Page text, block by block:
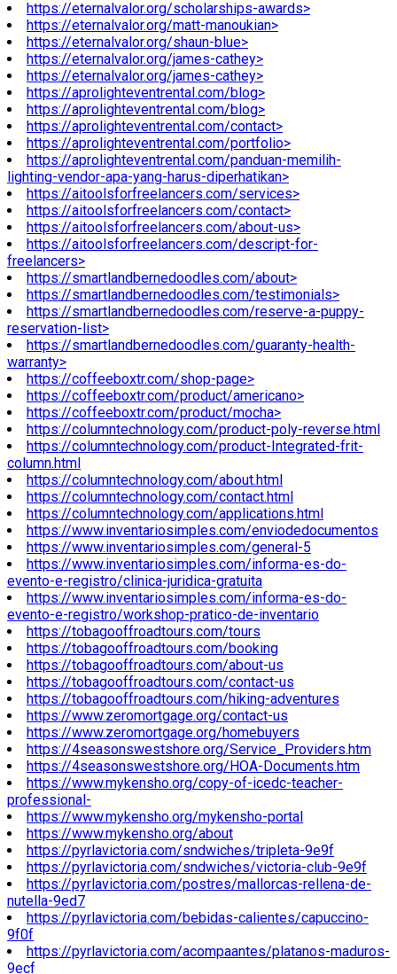
https://eternalvalor.org/scholarships-awards>
https://eternalvalor.org/matt-manoukian>
https://eternalvalor.org/shaun-blue>
https://eternalvalor.org/james-cathey>
https://eternalvalor.org/james-cathey>
https://aprolighteventrental.com/blog>
https://aprolighteventrental.com/blog>
https://aprolighteventrental.com/contact>
https://aprolighteventrental.com/portfolio>
https://aprolighteventrental.com/panduan-memilih-
lighting-vendor-apa-yang-harus-diperhatikan>
https://aitoolsforfreelancers.com/services>
https://aitoolsforfreelancers.com/contact>
https://aitoolsforfreelancers.com/about-us>
https://aitoolsforfreelancers.com/descript-for-
freelancers>
https://smartlandbernedoodles.com/about>
https://smartlandbernedoodles.com/testimonials>
https://smartlandbernedoodles.com/reserve-a-puppy-
reservation-list>
https://smartlandbernedoodles.com/guaranty-health-
warranty>
https://coffeeboxtr.com/shop-page>
https://coffeeboxtr.com/product/americano>
https://coffeeboxtr.com/product/mocha>
https://columntechnology.com/product-poly-reverse.html
https://columntechnology.com/product-Integrated-frit-
column.html
https://columntechnology.com/about.html
https://columntechnology.com/contact.html
https://columntechnology.com/applications.html
https://www.inventariosimples.com/enviodedocumentos
https://www.inventariosimples.com/general-5
https://www.inventariosimples.com/informa-es-do-
evento-e-registro/clinica-juridica-gratuita
https://www.inventariosimples.com/informa-es-do-
evento-e-registro/workshop-pratico-de-inventario
https://tobagooffroadtours.com/tours
https://tobagooffroadtours.com/booking
https://tobagooffroadtours.com/about-us
https://tobagooffroadtours.com/contact-us
https://tobagooffroadtours.com/hiking-adventures
https://www.zeromortgage.org/contact-us
https://www.zeromortgage.org/homebuyers
https://4seasonswestshore.org/Service_Providers.htm
https://4seasonswestshore.org/HOA-Documents.htm
https://www.mykensho.org/copy-of-icedc-teacher-
professional-
https://www.mykensho.org/mykensho-portal
https://www.mykensho.org/about
https://pyrlavictoria.com/sndwiches/tripleta-9e9f
https://pyrlavictoria.com/sndwiches/victoria-club-9e9f
https://pyrlavictoria.com/postres/mallorcas-rellena-de-
nutella-9ed7
https://pyrlavictoria.com/bebidas-calientes/capuccino-
9f0f
https://pyrlavictoria.com/acompaantes/platanos-maduros-
9ecf